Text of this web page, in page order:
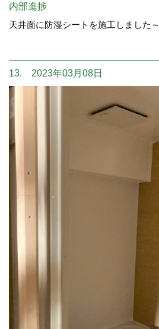
内部進捗
天井面に防湿シートを施工しました～
13. 2023年03月08日